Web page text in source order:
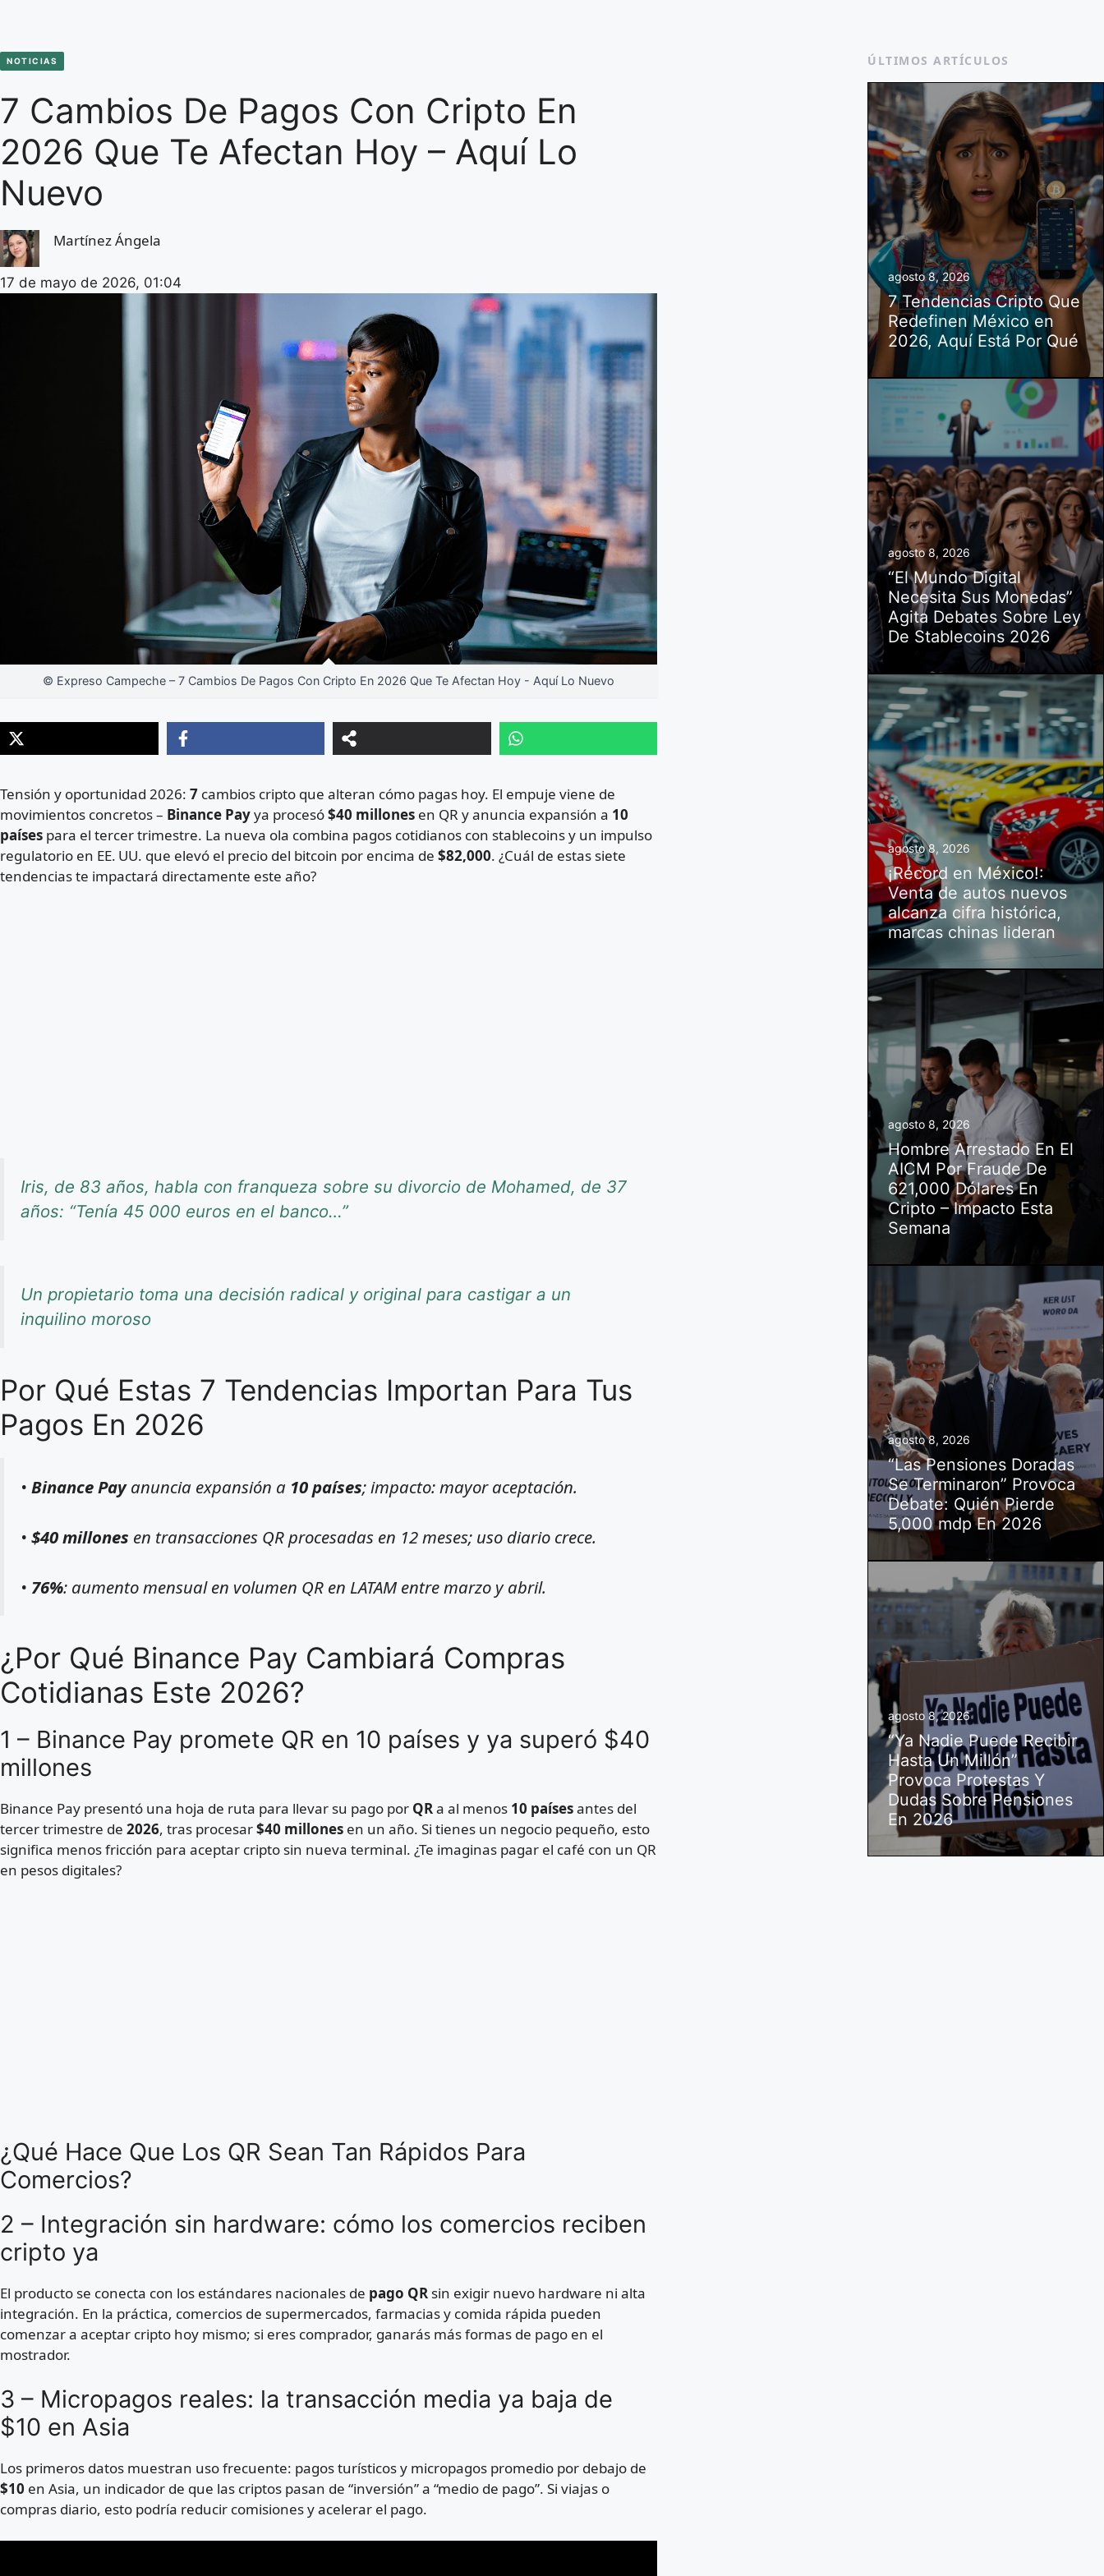
NOTICIAS
7 Cambios De Pagos Con Cripto En
2026 Que Te Afectan Hoy – Aquí Lo
Nuevo
Martínez Ángela
17 de mayo de 2026, 01:04
© Expreso Campeche – 7 Cambios De Pagos Con Cripto En 2026 Que Te Afectan Hoy - Aquí Lo Nuevo
Tensión y oportunidad 2026: 7 cambios cripto que alteran cómo pagas hoy. El empuje viene de
movimientos concretos – Binance Payya procesó$40 millones en QR y anuncia expansión a 10
países para el tercer trimestre. La nueva ola combina pagos cotidianos con stablecoins y un impulso
regulatorio en EE. UU. que elevó el precio del bitcoin por encima de $82,000. ¿Cuál de estas siete
tendencias te impactará directamente este año?
Iris, de 83 años, habla con franqueza sobre su divorcio de Mohamed, de 37
años: “Tenía 45 000 euros en el banco…”
Un propietario toma una decisión radical y original para castigar a un
inquilino moroso
Por Qué Estas 7 Tendencias Importan Para Tus
Pagos En 2026
• Binance Payanuncia expansión a 10 países; impacto: mayor aceptación.
• $40 millones en transacciones QR procesadas en 12 meses; uso diario crece.
• 76%: aumento mensual en volumen QR en LATAM entre marzo y abril.
¿Por Qué Binance Pay Cambiará Compras
Cotidianas Este 2026?
1 – Binance Pay promete QR en 10 países y ya superó $40
millones
Binance Pay presentó una hoja de ruta para llevar su pago por QRa al menos 10 paísesantes del
tercer trimestre de 2026, tras procesar$40 millones en un año. Si tienes un negocio pequeño, esto
significa menos fricción para aceptar cripto sin nueva terminal. ¿Te imaginas pagar el café con un QR
en pesos digitales?
¿Qué Hace Que Los QR Sean Tan Rápidos Para
Comercios?
2 – Integración sin hardware: cómo los comercios reciben
cripto ya
El producto se conecta con los estándares nacionales de pago QR sin exigir nuevo hardware ni alta
integración. En la práctica, comercios de supermercados, farmacias y comida rápida pueden
comenzar a aceptar cripto hoy mismo; si eres comprador, ganarás más formas de pago en el
mostrador.
3 – Micropagos reales: la transacción media ya baja de
$10 en Asia
Los primeros datos muestran uso frecuente: pagos turísticos y micropagos promedio por debajo de
$10 en Asia, un indicador de que las criptos pasan de “inversión” a “medio de pago”. Si viajas o
compras diario, esto podría reducir comisiones y acelerar el pago.
ÚLTIMOS ARTÍCULOS
agosto 8, 2026
7 Tendencias Cripto Que
Redefinen México en
2026, Aquí Está Por Qué
agosto 8, 2026
“El Mundo Digital
Necesita Sus Monedas”
Agita Debates Sobre Ley
De Stablecoins 2026
agosto 8, 2026
¡Récord en México!:
Venta de autos nuevos
alcanza cifra histórica,
marcas chinas lideran
agosto 8, 2026
Hombre Arrestado En El
AICM Por Fraude De
621,000 Dólares En
Cripto – Impacto Esta
Semana
agosto 8, 2026
“Las Pensiones Doradas
Se Terminaron” Provoca
Debate: Quién Pierde
5,000 mdp En 2026
agosto 8, 2026
“Ya Nadie Puede Recibir
Hasta Un Millón”
Provoca Protestas Y
Dudas Sobre Pensiones
En 2026